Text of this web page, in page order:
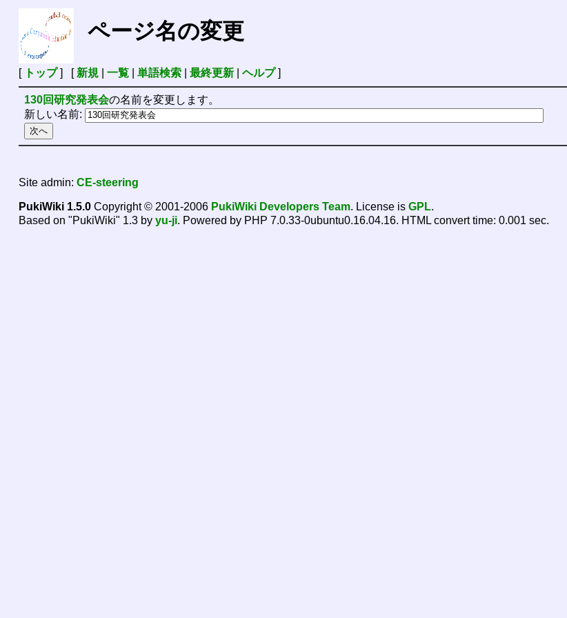
ページ名の変更
[ トップ] [ 新規| 一覧| 単語検索| 最終更新| ヘルプ]
130回研究発表会の名前を変更します。
新しい名前:
Site admin: CE-steering
PukiWiki 1.5.0Copyright © 2001-2006 PukiWiki Developers Team. License is GPL.
Based on "PukiWiki" 1.3 by yu-ji. Powered by PHP 7.0.33-0ubuntu0.16.04.16. HTML convert time: 0.001 sec.